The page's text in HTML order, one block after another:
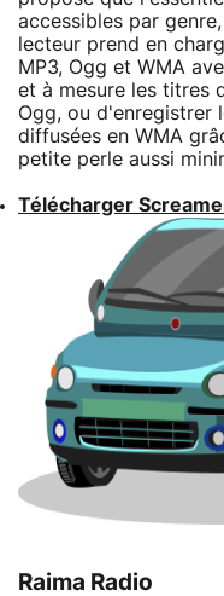
accessibles par
lecteur prend en
MP3, Ogg et WMA
et à mesure les titres
Ogg, ou d'enregistrer
diffusées en WMA
petite perle aussi
Télécharger
Raima Radio